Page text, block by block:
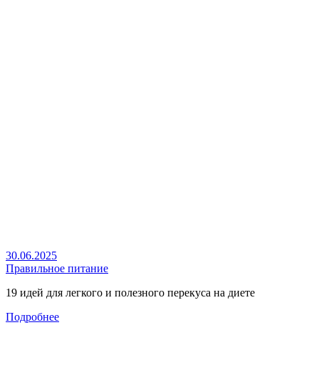
30.06.2025
Правильное питание
19 идей для легкого и полезного перекуса на диете
Подробнее